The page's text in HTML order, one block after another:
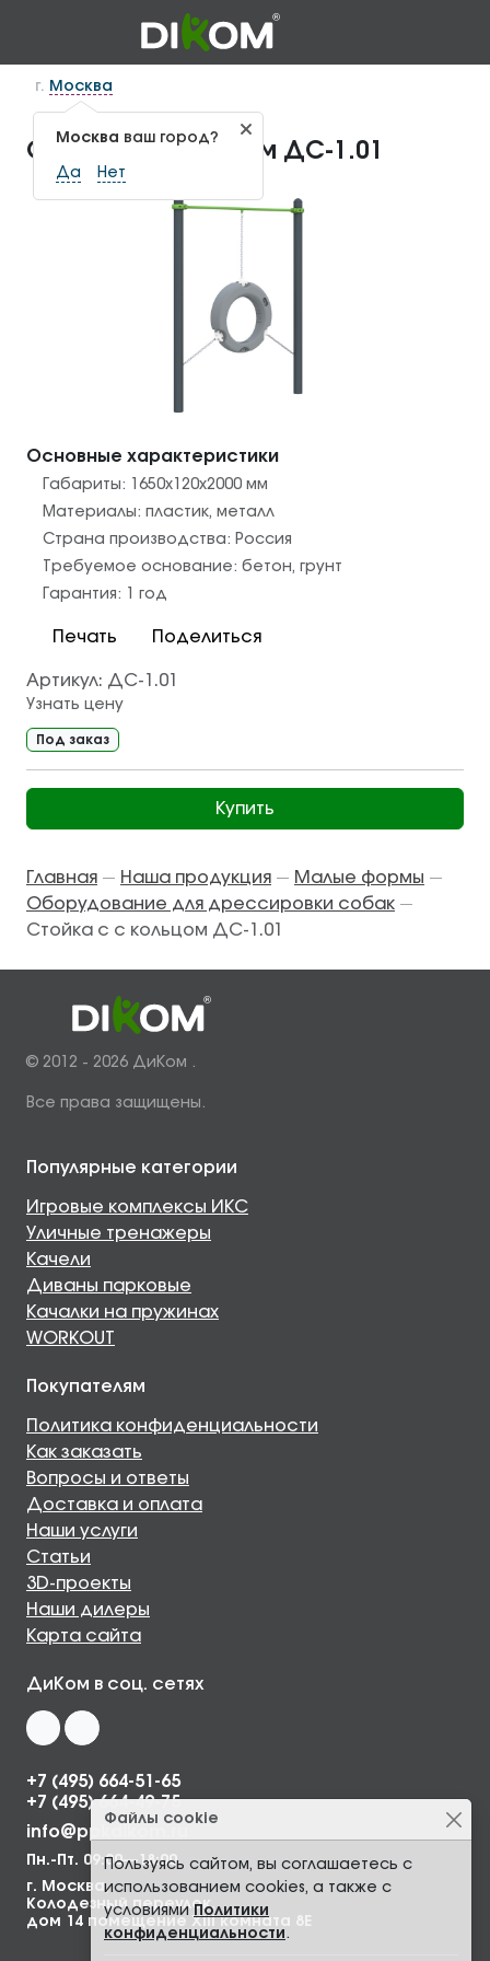
г. Москва
Москва ваш город?
Да Нет
Стойка с с кольцом ДС-1.01
Основные характеристики
Габариты: 1650x120x2000 мм
Материалы: пластик, металл
Страна производства: Россия
Требуемое основание: бетон, грунт
Гарантия:
1 год
Печать Поделиться
Артикул: ДС-1.01
Узнать цену
Под заказ
Купить
Главная — Наша продукция — Малые формы —
Оборудование для дрессировки собак —
Стойка с с кольцом ДС-1.01
© 2012 - 2026 ДиКом .
Все права защищены.
Файлы cookie
Пользуясь сайтом, вы соглашаетесь с
использованием cookies, а также с
условиями Политики
конфиденциальности.
Популярные категории
Игровые комплексы ИКС
Уличные тренажеры
Качели
Диваны парковые
Качалки на пружинах
WORKOUT
Покупателям
Политика конфиденциальности
Как заказать
Вопросы и ответы
Доставка и оплата
Наши услуги
Статьи
3D-проекты
Наши дилеры
Карта сайта
ДиКом в соц. сетях
+7 (495) 664-51-65
+7 (495) 664-49-75
info@ppkdikom.ru
Пн.-Пт. 09:00—18:00
г. Москва,
Колодезный переулок,
дом 14 помещение XIII комната 8Е